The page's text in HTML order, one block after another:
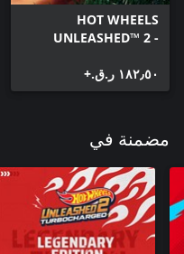
HOT WHEELS
UNLEASHED™ 2 -
١٨٢٫٥٠ ر.ق.‏+
مضمنة في